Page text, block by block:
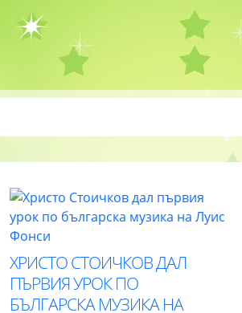
ХРИСТО СТОИЧКОВ ДАЛ
ПЪРВИЯ УРОК ПО
БЪЛГАРСКА МУЗИКА НА